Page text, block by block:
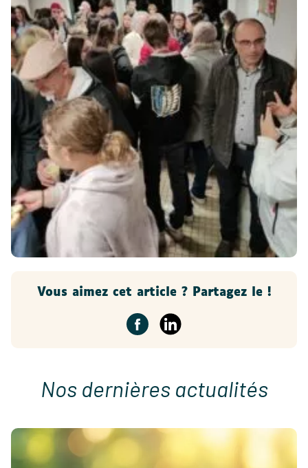
Vous aimez cet article ? Partagez le !
Nos dernières actualités